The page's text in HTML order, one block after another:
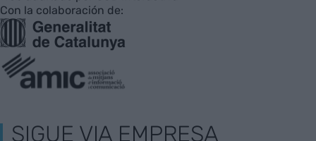
Con la colaboración de:
SIGUE VIA EMPRESA